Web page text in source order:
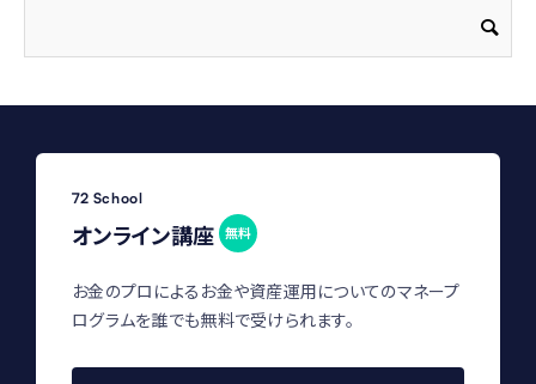
72 School
オンライン講座 無料
お金のプロによるお金や資産運用についてのマネープ
ログラムを誰でも無料で受けられます。